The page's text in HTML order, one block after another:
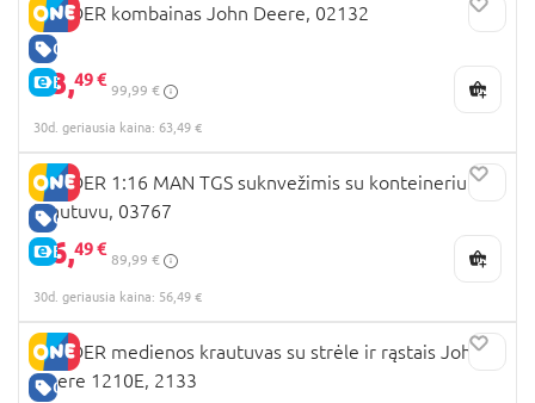
GERA KAINA
E-KAINA
BRUDER kombainas John Deere, 02132
63,49 €
99,99 €
30d. geriausia kaina: 63,49 €
GERA KAINA
E-KAINA
BRUDER 1:16 MAN TGS suknvežimis su konteineriu ir
krautuvu, 03767
56,49 €
89,99 €
30d. geriausia kaina: 56,49 €
GERA KAINA
BRUDER medienos krautuvas su strėle ir rąstais John
Deere 1210E, 2133